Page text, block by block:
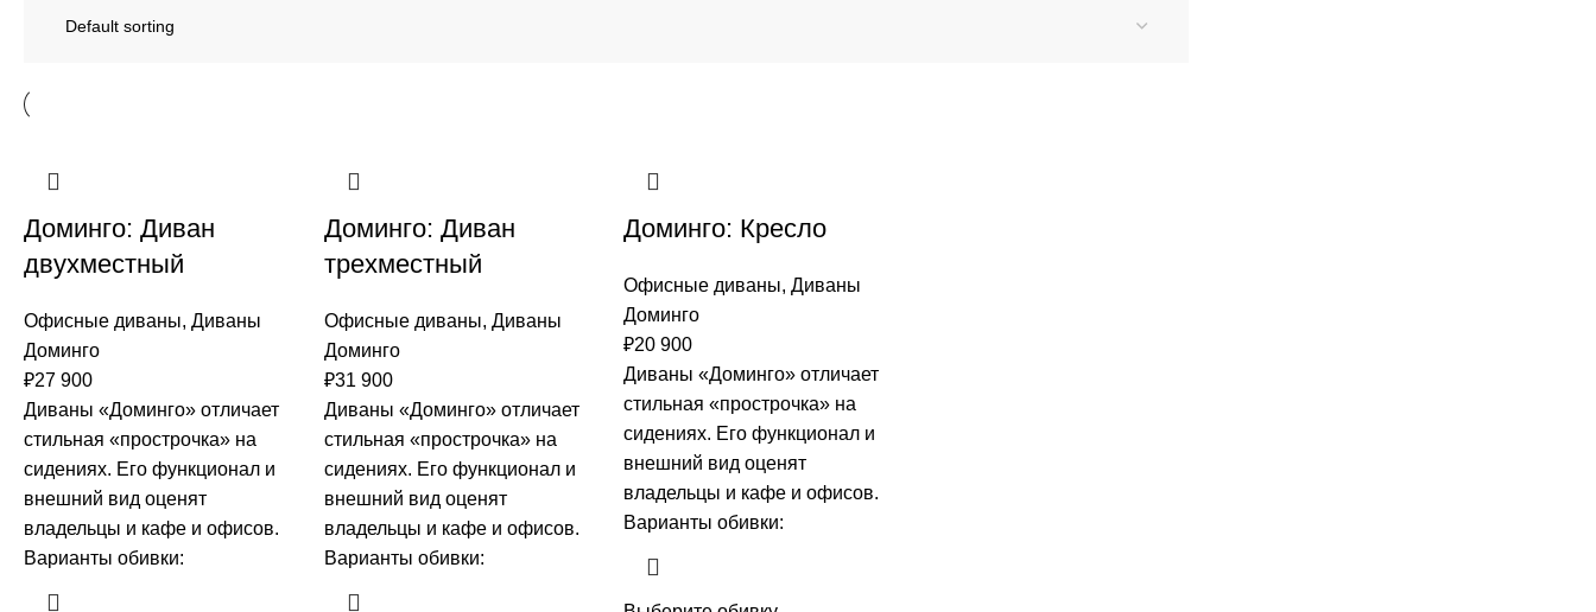
Доминго: Диван
двухместный
Офисные диваны, Диваны
Доминго
₽27 900
Диваны «Доминго» отличает
стильная «прострочка» на
сидениях. Его функционал и
внешний вид оценят
владельцы и кафе и офисов.
Варианты обивки:
Доминго: Диван
трехместный
Офисные диваны, Диваны
Доминго
₽31 900
Диваны «Доминго» отличает
стильная «прострочка» на
сидениях. Его функционал и
внешний вид оценят
владельцы и кафе и офисов.
Варианты обивки:
Доминго: Кресло
Офисные диваны,Диваны
Доминго
₽20 900
Диваны «Доминго» отличает
стильная «прострочка» на
сидениях. Его функционал и
внешний вид оценят
владельцы и кафе и офисов.
Варианты обивки: